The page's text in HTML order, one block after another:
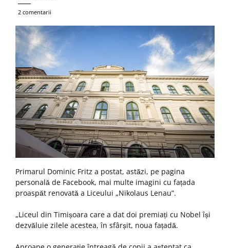
2 comentarii
Primarul Dominic Fritz a postat, astăzi, pe pagina
personală de Facebook, mai multe imagini cu fațada
proaspăt renovată a Liceului „Nikolaus Lenau”.
„Liceul din Timișoara care a dat doi premiați cu Nobel își
dezvăluie zilele acestea, în sfârșit, noua fațadă.